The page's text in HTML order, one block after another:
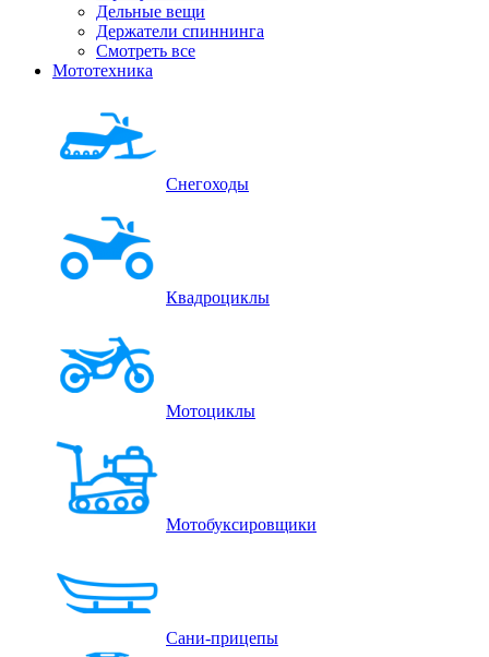
Дельные вещи
Держатели спиннинга
Смотреть все
Мототехника
Снегоходы
Квадроциклы
Мотоциклы
Мотобуксировщики
Сани-прицепы